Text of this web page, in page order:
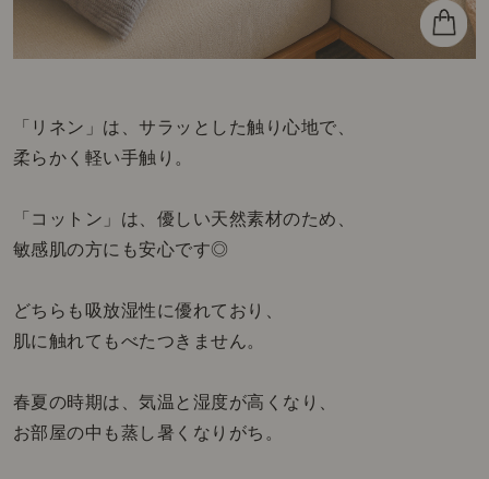
「リネン」は、サラッとした触り心地で、
柔らかく軽い手触り。
「コットン」は、優しい天然素材のため、
敏感肌の方にも安心です◎
どちらも吸放湿性に優れており、
肌に触れてもべたつきません。
春夏の時期は、気温と湿度が高くなり、
お部屋の中も蒸し暑くなりがち。